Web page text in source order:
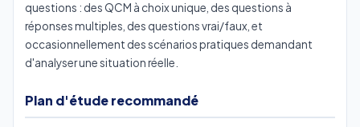
questions : des QCM à choix unique, des questions à
réponses multiples, des questions vrai/faux, et
occasionnellement des scénarios pratiques demandant
d'analyser une situation réelle.
Plan d'étude recommandé